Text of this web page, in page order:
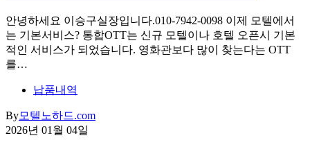
안녕하세요 이승구실장입니다.010-7942-0098 이제 모텔에서
는 기본서비스? 통합OTT는 신규 모텔이나 호텔 오픈시 기본
적인 서비스가 되었습니다. 영화관보다 많이 찾는다는 OTT
를…
납품내역
By모텔노하드.com
2026년 01월 04일